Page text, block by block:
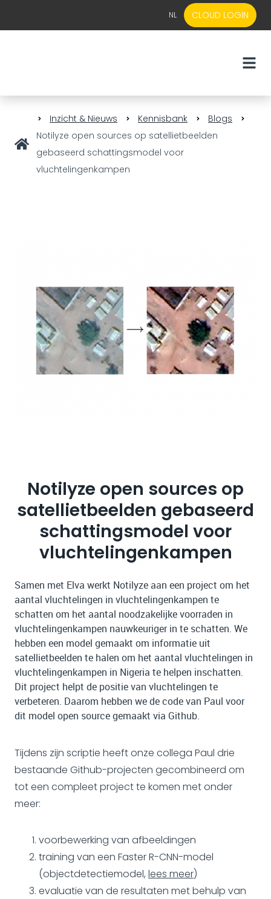
NL CLOUD LOGIN
Inzicht & Nieuws Kennisbank
Blogs
Notilyze open sources op satellietbeelden
gebaseerd schattingsmodel voor
vluchtelingenkampen
Notilyze open sources op
satellietbeelden gebaseerd
schattingsmodel voor
vluchtelingenkampen
Samen met Elva werkt Notilyze aan een project om het
aantal vluchtelingen in vluchtelingenkampen te
schatten om het aantal noodzakelijke voorraden in
vluchtelingenkampen nauwkeuriger in te schatten. We
hebben een model gemaakt om informatie uit
satellietbeelden te halen om het aantal vluchtelingen in
vluchtelingenkampen in Nigeria te helpen inschatten.
Dit project helpt de positie van vluchtelingen te
verbeteren. Daarom hebben we de code van Paul voor
dit model open source gemaakt via Github.
Tijdens zijn scriptie heeft onze collega Paul drie
bestaande Github-projecten gecombineerd om
tot een compleet project te komen met onder
meer:
voorbewerking van afbeeldingen
training van een Faster R-CNN-model
(objectdetectiemodel, lees meer)
evaluatie van de resultaten met behulp van